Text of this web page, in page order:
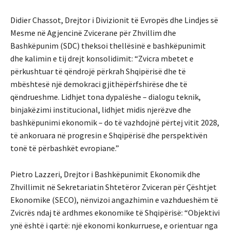
Didier Chassot, Drejtor i Divizionit të Evropës dhe Lindjes së
Mesme në Agjencinë Zvicerane për Zhvillim dhe
Bashkëpunim (SDC) theksoi thellësinë e bashkëpunimit
dhe kalimin e tij drejt konsolidimit: “Zvicra mbetet e
përkushtuar të qëndrojë përkrah Shqipërisë dhe të
mbështesë një demokraci gjithëpërfshirëse dhe të
qëndrueshme. Lidhjet tona dypalëshe – dialogu teknik,
binjakëzimi institucional, lidhjet midis njerëzve dhe
bashkëpunimi ekonomik – do të vazhdojnë përtej vitit 2028,
të ankoruara në progresin e Shqipërisë dhe perspektivën
tonë të përbashkët evropiane.”
Pietro Lazzeri, Drejtor i Bashkëpunimit Ekonomik dhe
Zhvillimit në Sekretariatin Shtetëror Zviceran për Çështjet
Ekonomike (SECO), nënvizoi angazhimin e vazhdueshëm të
Zvicrës ndaj të ardhmes ekonomike të Shqipërisë: “Objektivi
ynë është i qartë: një ekonomi konkurruese, e orientuar nga